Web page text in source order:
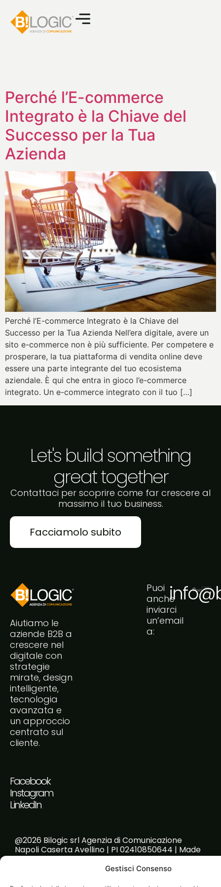
Gestisci Consenso
Perché l’E-commerce
Integrato è la Chiave del
Successo per la Tua
Azienda
Perché l’E-commerce Integrato è la Chiave del
Successo per la Tua Azienda Nell’era digitale, avere un
sito e-commerce non è più sufficiente. Per competere e
prosperare, la tua piattaforma di vendita online deve
essere una parte integrante del tuo ecosistema
aziendale. È qui che entra in gioco l’e-commerce
integrato. Un e-commerce integrato con il tuo […]
Let's build something
great together
Contattaci per scoprire come far crescere al
massimo il tuo business.
Facciamolo subito
Aiutiamo le
aziende B2B a
crescere nel
digitale con
strategie
mirate, design
intelligente,
tecnologia
avanzata e
un approccio
centrato sul
cliente.
Puoi
anche
inviarci
un’email
a:
Facebook
Instagram
LinkedIn
@2026 Bilogic srl Agenzia di Comunicazione
Napoli Caserta Avellino | PI 02410850644 | Made
with passion!